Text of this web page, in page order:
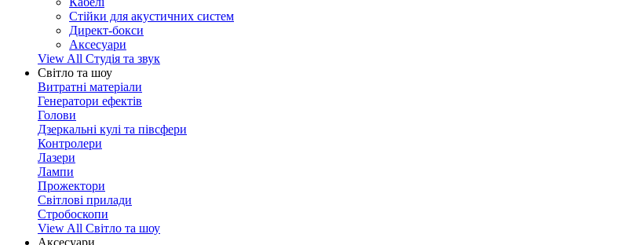
Стійки для акустичних систем
Директ-бокси
Аксесуари
View All Студія та звук
Світло та шоу
Витратні матеріали
Генератори ефектів
Голови
Дзеркальні кулі та півсфери
Контролери
Лазери
Лампи
Прожектори
Світлові прилади
Стробоскопи
View All Світло та шоу
Аксесуари